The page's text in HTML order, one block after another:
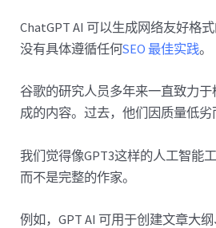
ChatGPT AI 可以生成网络友好格
没有具体遵循任何SEO 最佳实践。
谷歌的研究人员多年来一直致力
成的内容。过去，他们因质量低劣
我们觉得像GPT3这样的人工智能
而不是完整的作家。
例如，GPT AI 可用于创建文章大